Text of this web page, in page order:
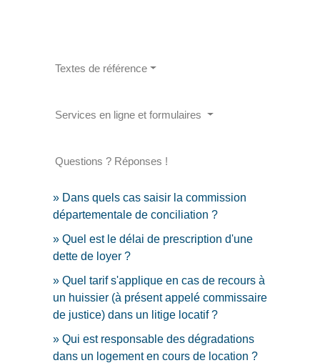
Textes de référence
Services en ligne et formulaires
Questions ? Réponses !
Dans quels cas saisir la commission
départementale de conciliation ?
Quel est le délai de prescription d'une
dette de loyer ?
Quel tarif s'applique en cas de recours à
un huissier (à présent appelé commissaire
de justice) dans un litige locatif ?
Qui est responsable des dégradations
dans un logement en cours de location ?